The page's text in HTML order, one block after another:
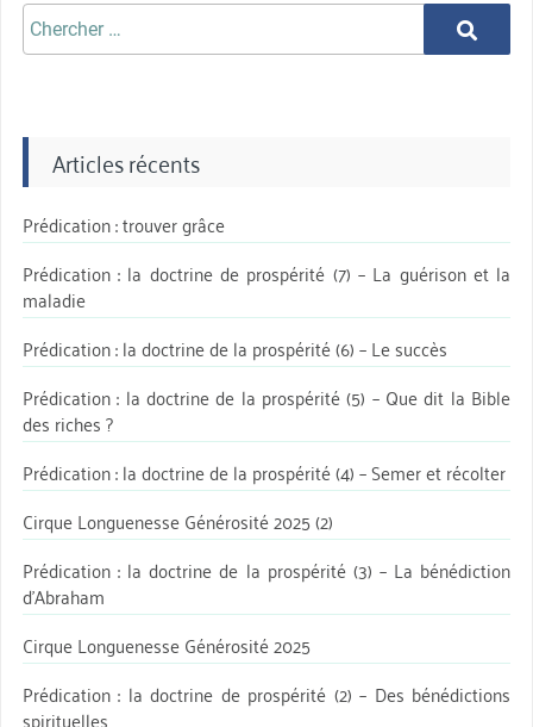
Chercher
aprè:
Chercher
Articles récents
Prédication : trouver grâce
Prédication : la doctrine de prospérité (7) – La guérison et la
maladie
Prédication : la doctrine de la prospérité (6) – Le succès
Prédication : la doctrine de la prospérité (5) – Que dit la Bible
des riches ?
Prédication : la doctrine de la prospérité (4) – Semer et récolter
Cirque Longuenesse Générosité 2025 (2)
Prédication : la doctrine de la prospérité (3) – La bénédiction
d’Abraham
Cirque Longuenesse Générosité 2025
Prédication : la doctrine de prospérité (2) – Des bénédictions